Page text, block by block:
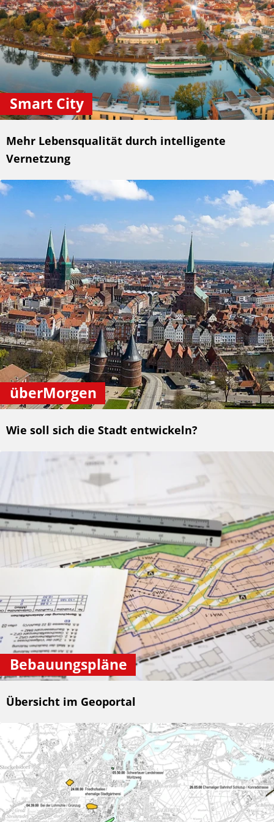
Smart City
Mehr Lebensqualität durch intelligente
Vernetzung
überMorgen
Wie soll sich die Stadt entwickeln?
Bebauungspläne
Übersicht im Geoportal